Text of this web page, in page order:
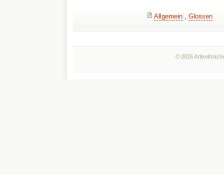
Allgemein, Glossen
© 2026